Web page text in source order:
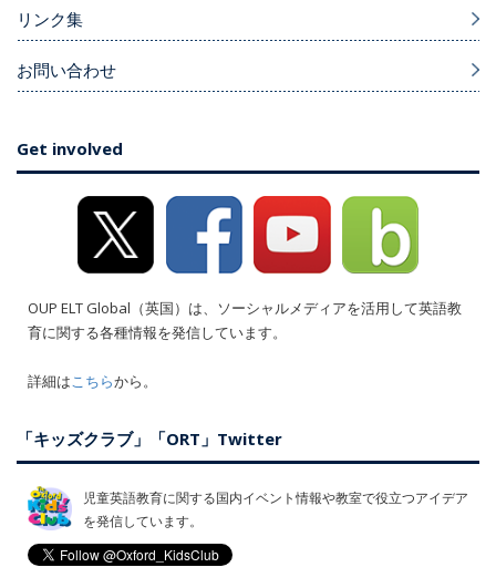
リンク集
お問い合わせ
Get involved
OUP ELT Global（英国）は、ソーシャルメディアを活用して英語教
育に関する各種情報を発信しています。
詳細は こちらから。
「キッズクラブ」「ORT」Twitter
児童英語教育に関する国内イベント情報や教室で役立つアイデア
を発信しています。